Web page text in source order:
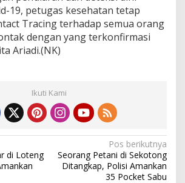
19, petugas kesehatan tetap
Tracing terhadap semua orang
dengan yang terkonfirmasi
Ariadi.(NK)
Ikuti Kami
di Loteng
Pos berikutnya
Seorang Petani di Sekotong
Ditangkap, Polisi Amankan
35 Pocket Sabu